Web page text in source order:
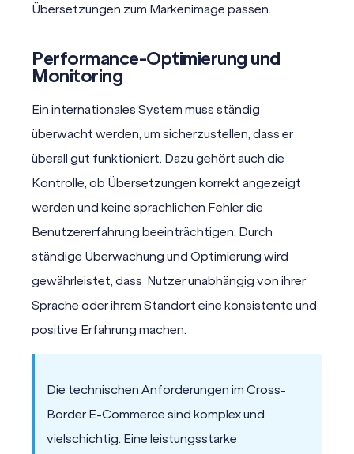
Übersetzungen zum Markenimage passen.
Performance-Optimierung und
Monitoring
Ein internationales System muss ständig
überwacht werden, um sicherzustellen, dass er
überall gut funktioniert. Dazu gehört auch die
Kontrolle, ob Übersetzungen korrekt angezeigt
werden und keine sprachlichen Fehler die
Benutzererfahrung beeinträchtigen. Durch
ständige Überwachung und Optimierung wird
gewährleistet, dass Nutzer unabhängig von ihrer
Sprache oder ihrem Standort eine konsistente und
positive Erfahrung machen.
Die technischen Anforderungen im Cross-
Border E-Commerce sind komplex und
vielschichtig. Eine leistungsstarke